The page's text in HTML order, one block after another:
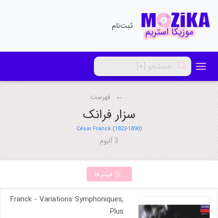
ثبت‌نام
فهرست
سزار فرانک
César Franck (1822-1890)
فیلترها
Franck - Variations Symphoniques,
Plus